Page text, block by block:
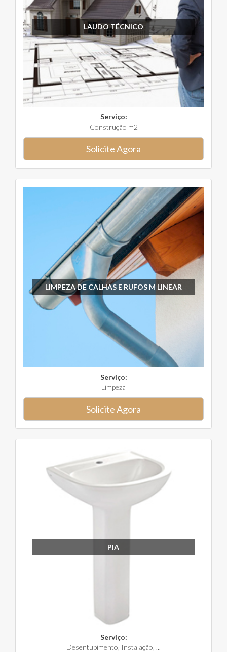
LAUDO TÉCNICO
Serviço:
Construção m2
Solicite Agora
LIMPEZA DE CALHAS E RUFOS M LINEAR
Serviço:
Limpeza
Solicite Agora
PIA
Serviço:
Desentupimento, Instalação, ...